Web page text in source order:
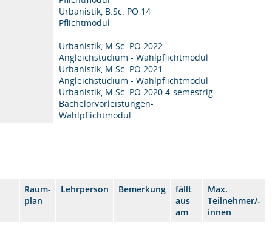
Urbanistik, B.Sc. PO 14
Pflichtmodul
Urbanistik, M.Sc. PO 2022
Angleichstudium - Wahlpflichtmodul
Urbanistik, M.Sc. PO 2021
Angleichstudium - Wahlpflichtmodul
Urbanistik, M.Sc. PO 2020 4-semestrig
Bachelorvorleistungen-
Wahlpflichtmodul
Raum-
plan
Lehrperson Bemerkung
fällt
aus
am
Max.
Teilnehmer/-
innen